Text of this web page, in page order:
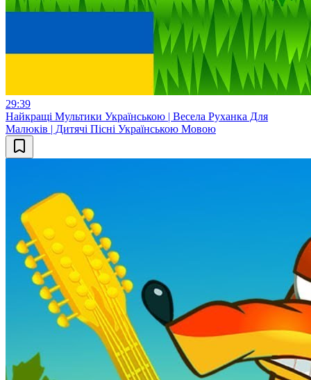
29:39
Найкращі Мультики Українською | Весела Руханка Для
Малюків | Дитячі Пісні Українською Мовою